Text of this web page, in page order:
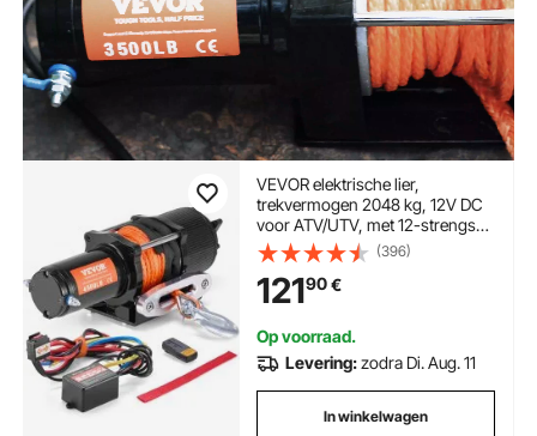
VEVOR elektrische lier,
trekvermogen 2048 kg, 12V DC
voor ATV/UTV, met 12-strengs
synthetisch touw (Φ1/4 inch x 39
ft), aluminium kabelgeleider,
afstandsbedieningen, IP55
waterbestendigheid
(396)
12190€
Op voorraad.
Levering:zodra Di. Aug. 11
In winkelwagen